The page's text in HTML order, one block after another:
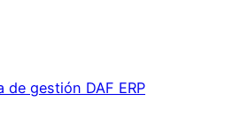
de gestión DAF ERP